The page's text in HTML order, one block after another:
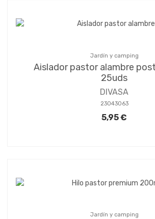
Jardín y camping
Aislador pastor alambre
25uds
DIVASA
23043063
5,95 €
Jardín y camping